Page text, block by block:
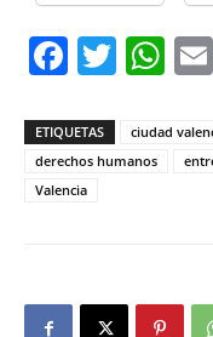
ETIQUETAS ciudad
derechos humanos
Valencia